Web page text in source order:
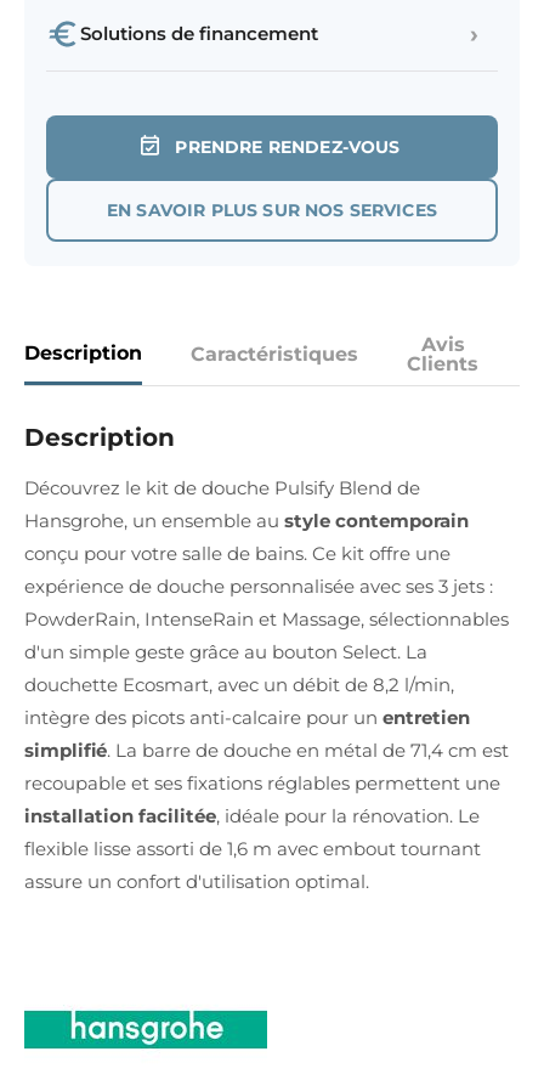
Solutions de financement ›
PRENDRE RENDEZ-VOUS
EN SAVOIR PLUS SUR NOS SERVICES
Description Caractéristiques
Avis
Clients
Description
Découvrez le kit de douche Pulsify Blend de
Hansgrohe, un ensemble au style contemporain
conçu pour votre salle de bains. Ce kit offre une
expérience de douche personnalisée avec ses 3 jets :
PowderRain, IntenseRain et Massage, sélectionnables
d'un simple geste grâce au bouton Select. La
douchette Ecosmart, avec un débit de 8,2 l/min,
intègre des picots anti-calcaire pour un entretien
simplifié. La barre de douche en métal de 71,4 cm est
recoupable et ses fixations réglables permettent une
installation facilitée, idéale pour la rénovation. Le
flexible lisse assorti de 1,6 m avec embout tournant
assure un confort d'utilisation optimal.